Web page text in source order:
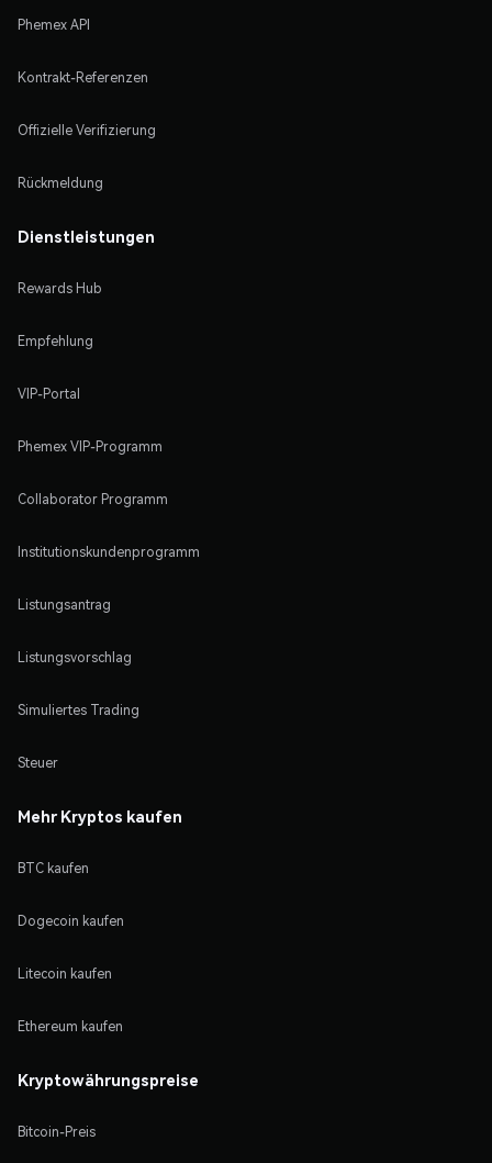
Phemex API
Kontrakt-Referenzen
Offizielle Verifizierung
Rückmeldung
Dienstleistungen
Rewards Hub
Empfehlung
VIP-Portal
Phemex VIP-Programm
Collaborator Programm
Institutionskundenprogramm
Listungsantrag
Listungsvorschlag
Simuliertes Trading
Steuer
Mehr Kryptos kaufen
BTC kaufen
Dogecoin kaufen
Litecoin kaufen
Ethereum kaufen
Kryptowährungspreise
Bitcoin-Preis